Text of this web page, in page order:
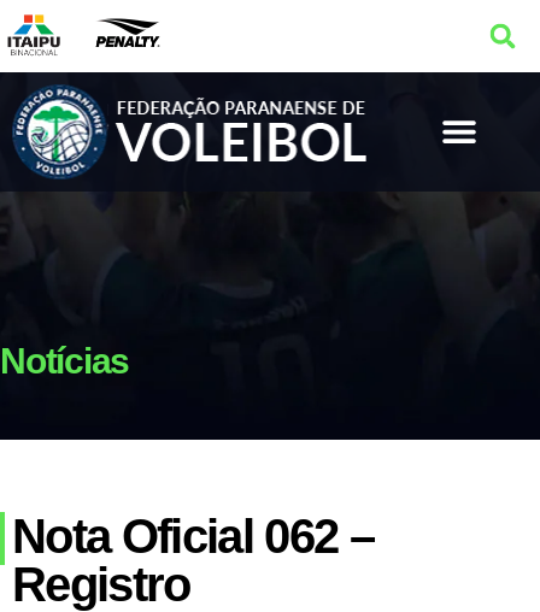
Notícias
Nota Oficial 062 –
Registro